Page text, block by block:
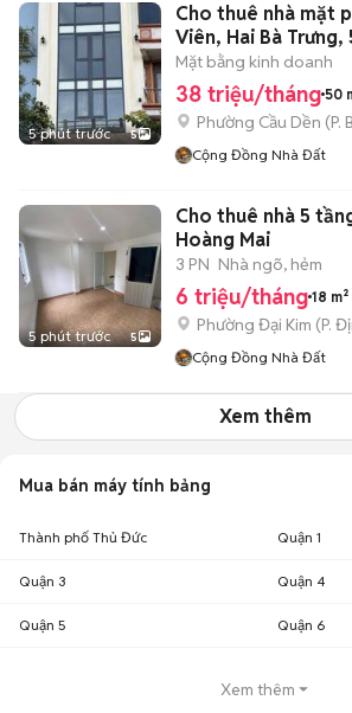
5 phút trước 5
Cho thuê nhà mặt
Viên, Hai Bà
Mặt bằng kinh doanh
38 triệu/tháng 50
Phường Cầu Dền (P.
Cộng Đồng Nhà Đất
5 phút trước 5
Cho thuê nhà 5
Hoàng Mai
3 PN Nhà ngõ, hẻm
6 triệu/tháng 18 m²
Phường Đại Kim (P.
Cộng Đồng Nhà Đất
Xem thêm
Mua bán máy tính bảng
Thành phố Thủ Đức Quận 1
Quận 3 Quận 4
Quận 5 Quận 6
Xem thêm